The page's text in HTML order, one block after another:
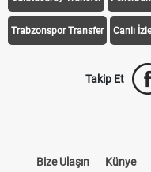
Galatasaray Transfer
Trabzonspor Transfer Canlı İzle